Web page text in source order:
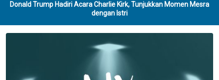
Donald Trump Hadiri Acara Charlie Kirk, Tunjukkan Momen Mesra
dengan Istri